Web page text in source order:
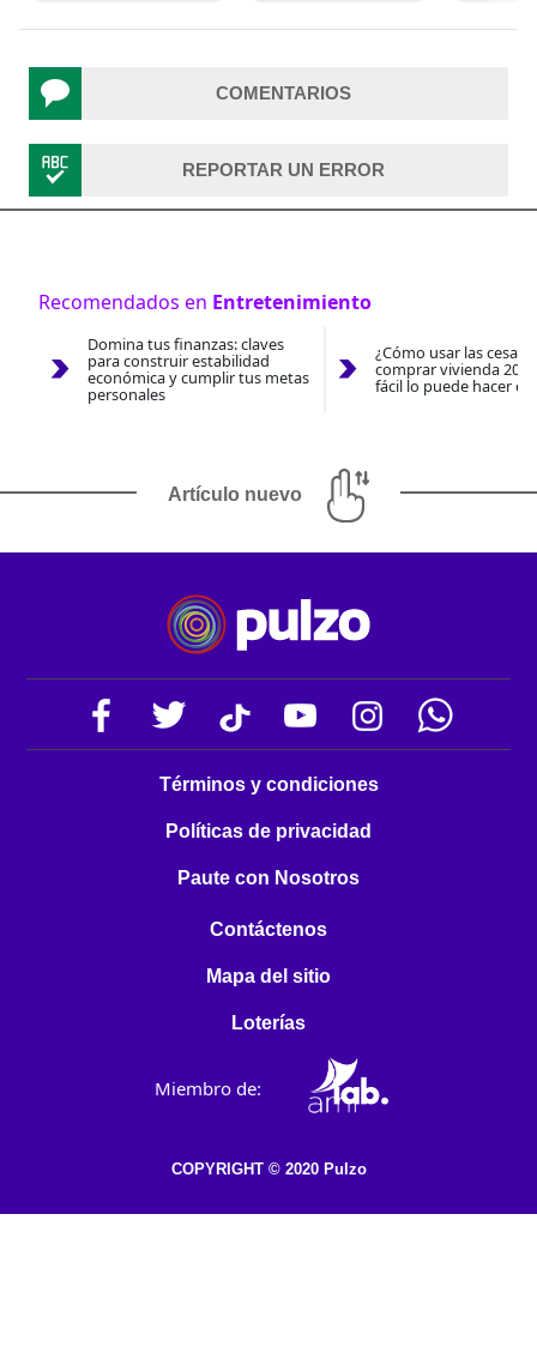
COMENTARIOS
REPORTAR UN ERROR
Recomendados en Entretenimiento
Domina tus finanzas: claves
para construir estabilidad
económica y cumplir tus metas
personales
¿Cómo usar las
comprar vivienda
fácil lo puede hacer
Artículo nuevo
Términos y condiciones
Políticas de privacidad
Paute con Nosotros
Contáctenos
Mapa del sitio
Loterías
Miembro de:
COPYRIGHT © 2020 Pulzo